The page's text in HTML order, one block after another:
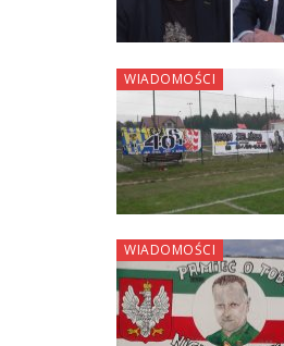
WIADOMOŚCI
WIADOMOŚCI